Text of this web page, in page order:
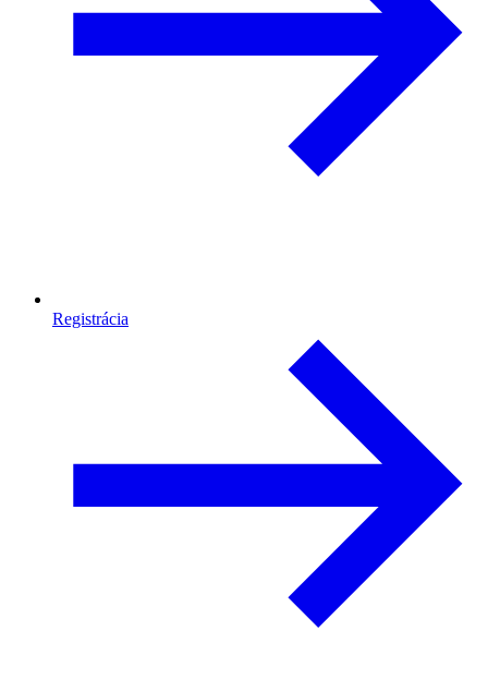
Registrácia